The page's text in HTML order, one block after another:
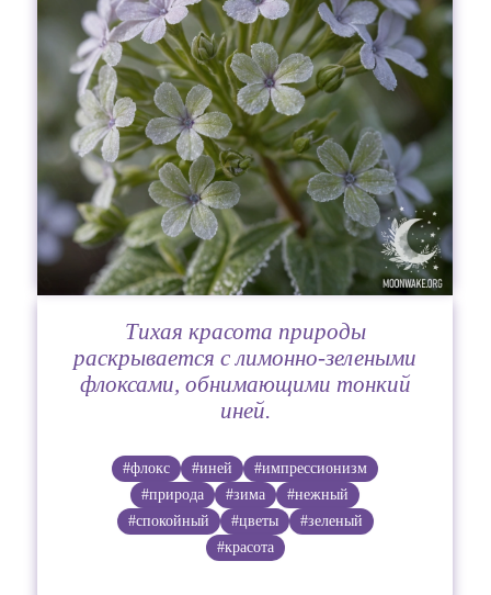
Тихая красота природы
раскрывается с лимонно-зелеными
флоксами, обнимающими тонкий
иней.
#флокс #иней
#импрессионизм
#природа
#зима
#нежный
#спокойный
#цветы
#зеленый
#красота